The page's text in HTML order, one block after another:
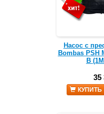
Насос с
Bombas PSH
В
35
КУПИТЬ